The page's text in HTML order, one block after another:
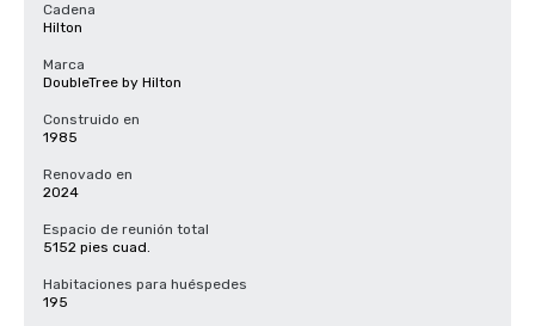
Cadena
Hilton
Marca
DoubleTree by Hilton
Construido en
1985
Renovado en
2024
Espacio de reunión total
5152 pies cuad.
Habitaciones para huéspedes
195